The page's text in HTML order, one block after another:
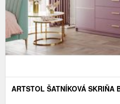
ARTSTOL ŠATNÍKOVÁ SKRIŇA